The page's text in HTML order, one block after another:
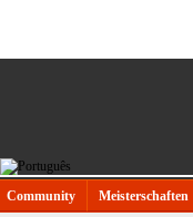
Community Meisterschaften